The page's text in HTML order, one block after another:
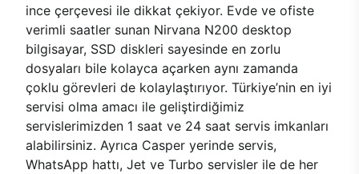
ince çerçevesi ile dikkat çekiyor. Evde ve ofiste
verimli saatler sunan Nirvana N200 desktop
bilgisayar, SSD diskleri sayesinde en zorlu
dosyaları bile kolayca açarken aynı zamanda
çoklu görevleri de kolaylaştırıyor. Türkiye’nin en iyi
servisi olma amacı ile geliştirdiğimiz
servislerimizden 1 saat ve 24 saat servis imkanları
alabilirsiniz. Ayrıca Casper yerinde servis,
WhatsApp hattı, Jet ve Turbo servisler ile de her